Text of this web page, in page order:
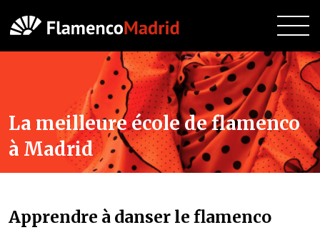
La meilleure école de flamenco
à Madrid
Apprendre à danser le flamenco